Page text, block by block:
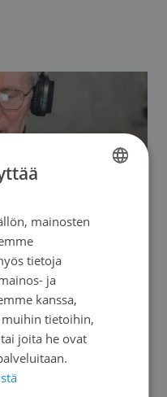
parantumatonta
FINNISH
mainosten
tietoja
ja
kanssa,
tietoihin,
joita he ovat